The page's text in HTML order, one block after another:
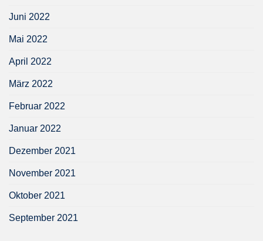
Juni 2022
Mai 2022
April 2022
März 2022
Februar 2022
Januar 2022
Dezember 2021
November 2021
Oktober 2021
September 2021